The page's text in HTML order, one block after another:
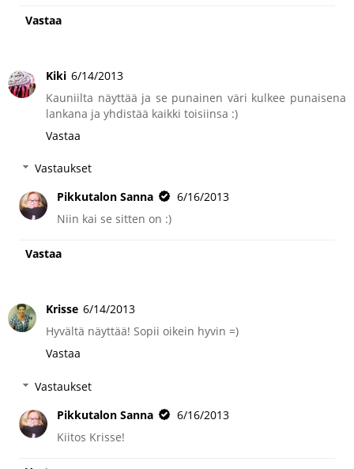
Vastaa
Kiki 6/14/2013
Kauniilta näyttää ja se punainen väri kulkee punaisena
lankana ja yhdistää kaikki toisiinsa :)
Vastaa
Vastaukset
Pikkutalon Sanna
6/16/2013
Niin kai se sitten on :)
Vastaa
Krisse 6/14/2013
Hyvältä näyttää! Sopii oikein hyvin =)
Vastaa
Vastaukset
Pikkutalon Sanna
6/16/2013
Kiitos Krisse!